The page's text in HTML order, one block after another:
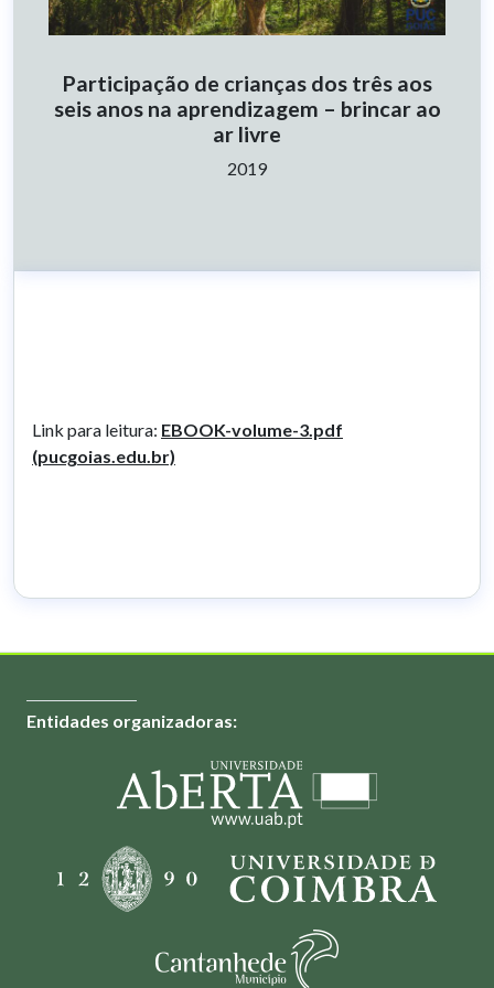
Participação de crianças dos três aos
seis anos na aprendizagem – brincar ao
ar livre
2019
Link para leitura: EBOOK-volume-3.pdf
(pucgoias.edu.br)
Entidades organizadoras: